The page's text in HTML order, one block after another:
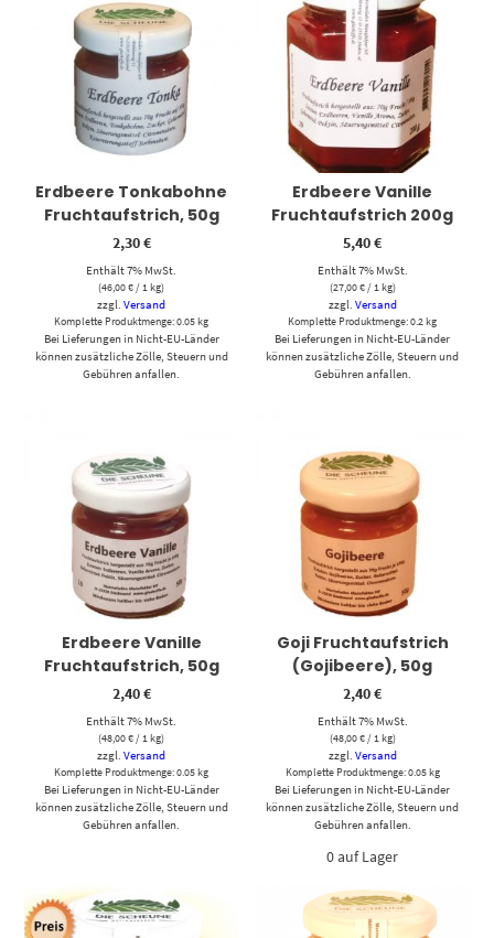
Erdbeere Tonkabohne
Fruchtaufstrich, 50g
2,30€
Enthält 7% MwSt.
(46,00€/ 1 kg)
zzgl.Versand
Komplette Produktmenge: 0.05 kg
Bei Lieferungen in Nicht-EU-Länder
können zusätzliche Zölle, Steuern und
Gebühren anfallen.
Erdbeere Vanille
Fruchtaufstrich 200g
5,40€
Enthält 7% MwSt.
(27,00€/ 1 kg)
zzgl. Versand
Komplette Produktmenge: 0.2 kg
Bei Lieferungen in Nicht-EU-Länder
können zusätzliche Zölle, Steuern und
Gebühren anfallen.
Erdbeere Vanille
Fruchtaufstrich, 50g
2,40€
Enthält 7% MwSt.
(48,00€/ 1 kg)
zzgl.Versand
Komplette Produktmenge: 0.05 kg
Bei Lieferungen in Nicht-EU-Länder
können zusätzliche Zölle, Steuern und
Gebühren anfallen.
Goji Fruchtaufstrich
(Gojibeere), 50g
2,40€
Enthält 7% MwSt.
(48,00€/ 1 kg)
zzgl. Versand
Komplette Produktmenge: 0.05 kg
Bei Lieferungen in Nicht-EU-Länder
können zusätzliche Zölle, Steuern und
Gebühren anfallen.
0 auf Lager